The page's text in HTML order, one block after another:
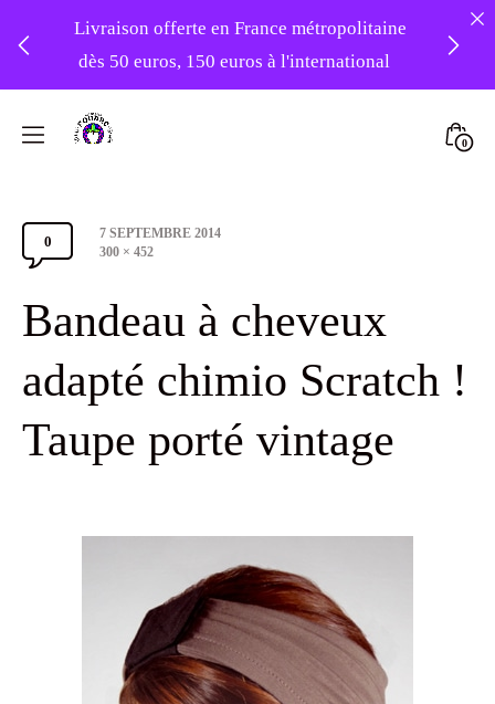
Livraison offerte en France métropolitaine
dès 50 euros, 150 euros à l'international
Turbans
0
Comments
Toggle
0
Post
date
7 SEPTEMBRE 2014
Full
300 × 452
Bandeau à cheveux
adapté chimio Scratch !
Taupe porté vintage